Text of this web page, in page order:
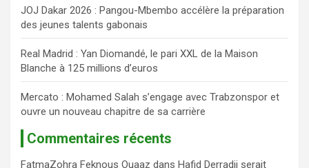
JOJ Dakar 2026 : Pangou-Mbembo accélère la préparation
des jeunes talents gabonais
Real Madrid : Yan Diomandé, le pari XXL de la Maison
Blanche à 125 millions d’euros
Mercato : Mohamed Salah s’engage avec Trabzonspor et
ouvre un nouveau chapitre de sa carrière
Commentaires récents
FatmaZohra Feknous Ouaaz dans Hafid Derradji serait